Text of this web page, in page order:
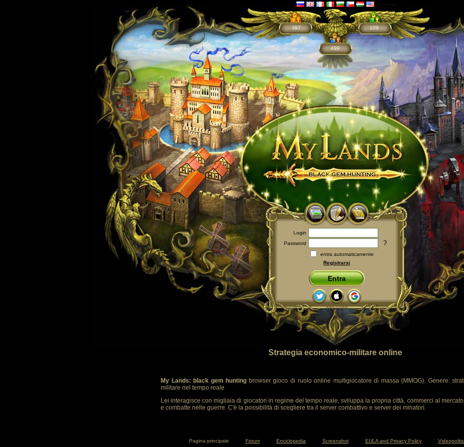
397
499
109
Login
Password
?
entra automaticamente
Registrarsi
Entra
Strategia economico-militare online
My Lands: black gem hunting browser gioco di ruolo online multigiocatore di massa (MMOG). Genere:
militare nel tempo reale
Lei interagisce con migliaia di giocatori in regime del tempo reale, sviluppa la propria città, commerci al
e combatte nelle guerre. C'è la possibilità di scegliere tra il server combattivo e server dei minatori.
Pagina principale Forum Enciclopedia Screenshot EULA and Privacy Policy